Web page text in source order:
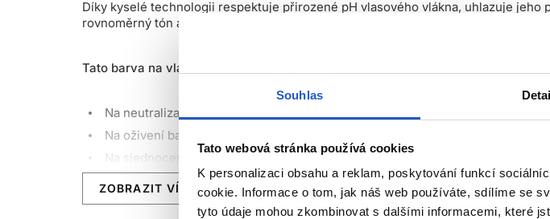
Souhlas
Tato webová stránka používá cookies
K personalizaci obsahu a reklam, poskytování funkcí
cookie. Informace o tom, jak náš web používáte, sdílíme se
tyto údaje mohou zkombinovat s dalšími informacemi, které
Díky kyselé technologii respektuje přirozené pH vlasového vlákna, uhlazuje
rovnoměrný tón a intenzivní profesionální lesk bez pocitu zatížení.
Tato barva na vlasy L’Oréal je ideální:
Na neutralizaci nežádoucích žlutých, oranžových nebo teplých odlesků ve
Na oživení barvy vlasů mezi permanentním barvením
Na sjednocení délek po zesvětlení vlasů
Na korekci tónu bez narušení vlasové struktury
ZOBRAZIT VÍCE